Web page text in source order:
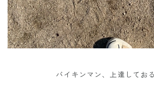
バイキンマン、上達してお